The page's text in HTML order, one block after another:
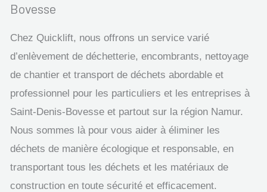
Bovesse
Chez Quicklift, nous offrons un service varié
d’enlèvement de déchetterie, encombrants, nettoyage
de chantier et transport de déchets abordable et
professionnel pour les particuliers et les entreprises à
Saint-Denis-Bovesse et partout sur la région Namur.
Nous sommes là pour vous aider à éliminer les
déchets de manière écologique et responsable, en
transportant tous les déchets et les matériaux de
construction en toute sécurité et efficacement.